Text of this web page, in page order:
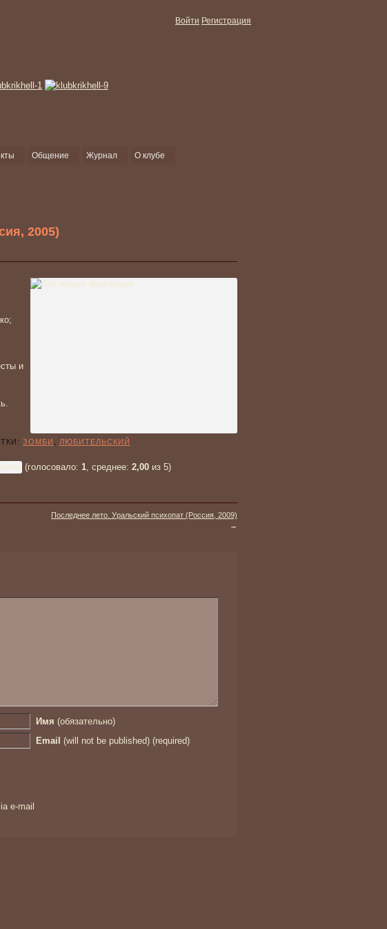
Войти Регистрация
Общение Журнал О клубе
2005)
и
ЗОМБИ ЛЮБИТЕЛЬСКИЙ
(голосовало: 1, среднее: 2,00 из 5)
Последнее лето. Уральский психопат (Россия, 2009)
→
Имя (обязательно)
Email (will not be published) (required)
e-mail